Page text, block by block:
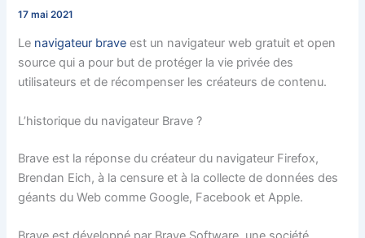
17 mai 2021
Le navigateur brave est un navigateur web gratuit et open
source qui a pour but de protéger la vie privée des
utilisateurs et de récompenser les créateurs de contenu.
L’historique du navigateur Brave ?
Brave est la réponse du créateur du navigateur Firefox,
Brendan Eich, à la censure et à la collecte de données des
géants du Web comme Google, Facebook et Apple.